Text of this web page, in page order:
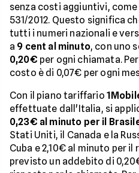
senza costi aggiuntivi,
531/2012. Questo significa
tutti i numeri nazionali e
a 9 cent al minuto, con uno
0,20€ per ogni chiamata.
costo è di 0,07€ per ogni
Con il piano tariffario
effettuate dall'Italia, si
0,23€ al minuto per il
Stati Uniti, il Canada e la
Cuba e 2,10€ al minuto per
previsto un addebito di